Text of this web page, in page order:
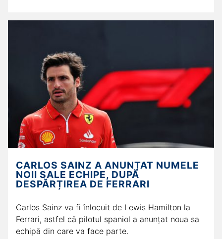
CARLOS SAINZ A ANUNȚAT NUMELE
NOII SALE ECHIPE, DUPĂ
DESPĂRȚIREA DE FERRARI
Carlos Sainz va fi înlocuit de Lewis Hamilton la
Ferrari, astfel că pilotul spaniol a anunțat noua sa
echipă din care va face parte.